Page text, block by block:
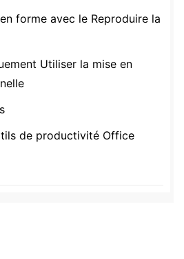
forme avec le Reproduire la
Utiliser la mise en
de productivité Office